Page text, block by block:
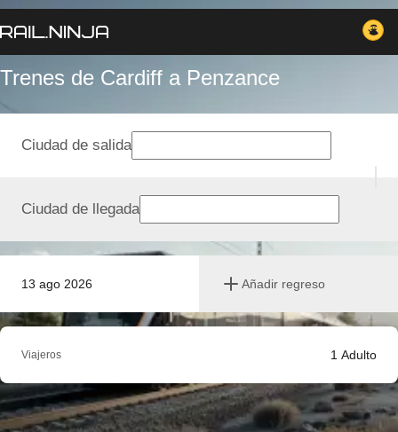
Trenes de Cardiff a Penzance
13 ago 2026 Añadir regreso
Ciudad de salida
Ciudad de llegada
Viajeros 1 Adulto